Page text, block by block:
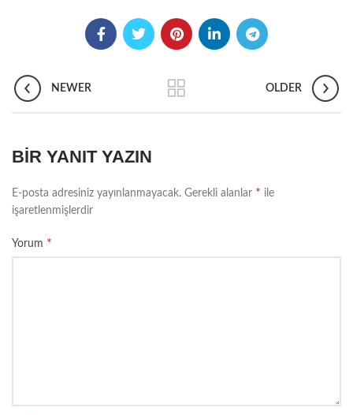
NEWER OLDER
BIR YANIT YAZIN
E-posta adresiniz yayınlanmayacak. Gerekli alanlar * ile
işaretlenmişlerdir
Yorum *